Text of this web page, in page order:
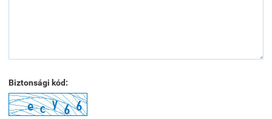
Biztonsági kód: